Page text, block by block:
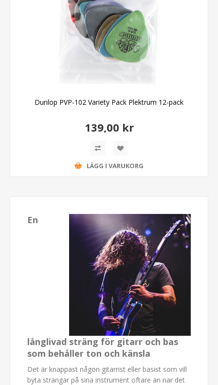
Dunlop PVP-102 Variety Pack Plektrum 12-pack
139,00 kr
LÄGG I VARUKORG
En
långlivad sträng för gitarr och bas
som behåller ton och känsla
Det är knappast någon gitarrist eller basist som vill
byta strängar på sina instrument oftare än när det